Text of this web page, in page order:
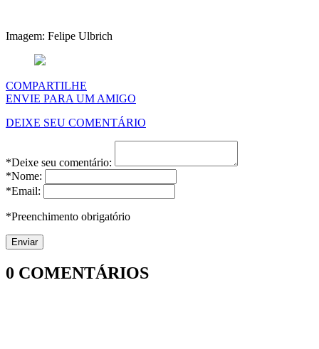
Imagem: Felipe Ulbrich
COMPARTILHE
ENVIE PARA UM AMIGO
DEIXE SEU COMENTÁRIO
*Deixe seu comentário:
*Nome:
*Email:
*Preenchimento obrigatório
0 COMENTÁRIOS